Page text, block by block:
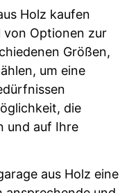
Holz kaufen
von Optionen zur
Größen,
um eine
die
und auf Ihre
aus Holz eine